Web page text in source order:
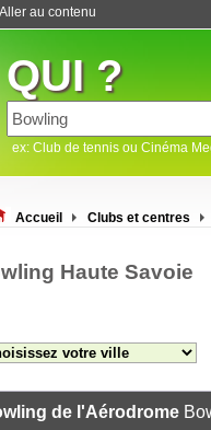
Aller au contenu
QUI ?
ex: Club de tennis ou Cinéma
Accueil Clubs et centres
Haute Savoie
de l'Aérodrome